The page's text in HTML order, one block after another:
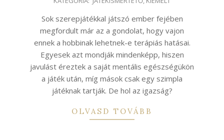
Sok szerepjátékkal játszó ember fejében
megfordult már az a gondolat, hogy vajon
ennek a hobbinak lehetnek-e terápiás hatásai.
Egyesek azt mondják mindenképp, hiszen
javulást éreztek a saját mentális egészségükön
a játék után, míg mások csak egy szimpla
játéknak tartják. De hol az igazság?
OLVASD TOVÁBB